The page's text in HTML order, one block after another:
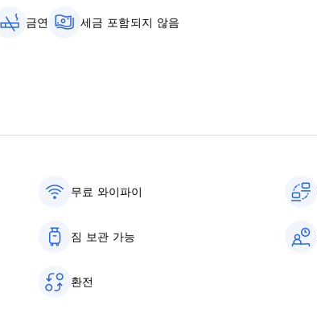
금연 세금 포함되지 않음
무료 와이파이
짐 보관 가능
환전